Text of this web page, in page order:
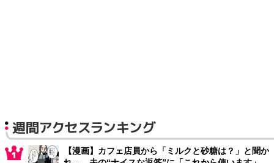
週間アクセスランキング
【漫画】カフェ店員から「ミルクと砂糖は？」と聞か